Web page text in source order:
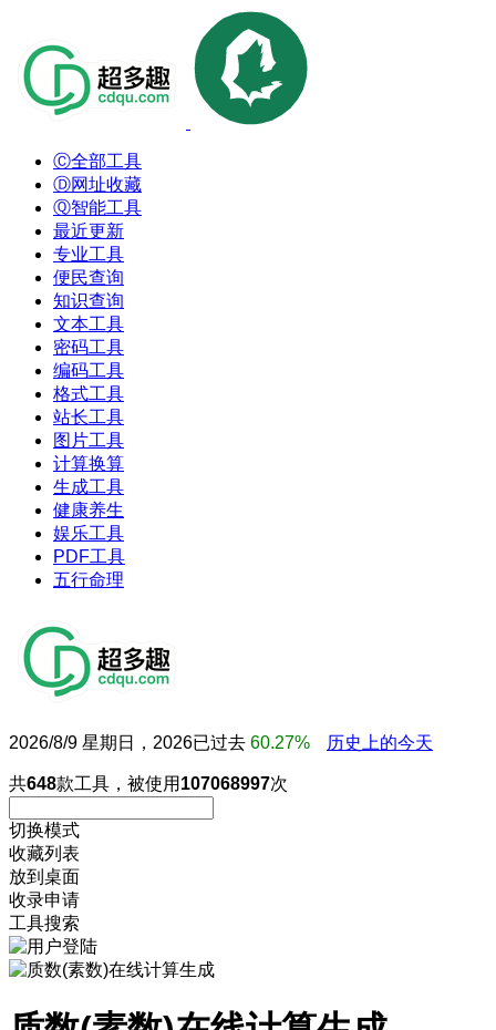
Ⓒ全部工具
Ⓓ网址收藏
Ⓠ智能工具
最近更新
专业工具
便民查询
知识查询
文本工具
密码工具
编码工具
格式工具
站长工具
图片工具
计算换算
生成工具
健康养生
娱乐工具
PDF工具
五行命理
2026/8/9 星期日，2026已过去 60.27% 历史上的今天
共648款工具，被使用 107068997次
切换模式
收藏列表
放到桌面
收录申请
工具搜索